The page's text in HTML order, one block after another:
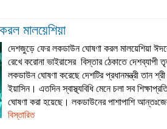
মালয়েশিয়া
দেশজুড়ে ফের লকডাউন ঘোষণা করল মালয়েশিয়া
রেখে করোনা ভাইরাসের বিস্তার ঠেকাতে দেশব্যাপী
লকডাউন ঘোষণা করেছে দেশটির প্রধানমন্ত্রী তান শ্রী
ইয়াসিন। এতদিন স্বাস্থ্যবিধি মেনে চলা সব
ঘোষণা করা হয়েছে। লকডাউনের পাশাপাশি
বিস্তারিত